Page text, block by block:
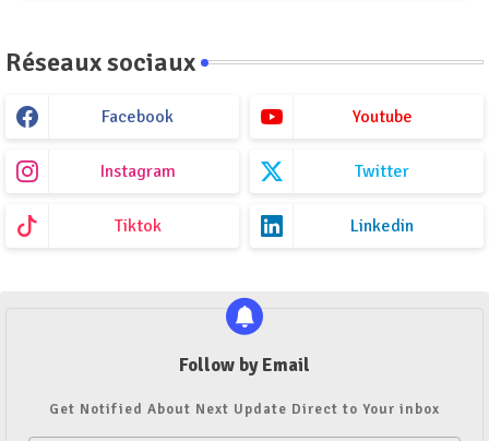
Réseaux sociaux
Facebook Youtube
Instagram Twitter
Tiktok Linkedin
Follow by Email
Get Notified About Next Update Direct to Your inbox